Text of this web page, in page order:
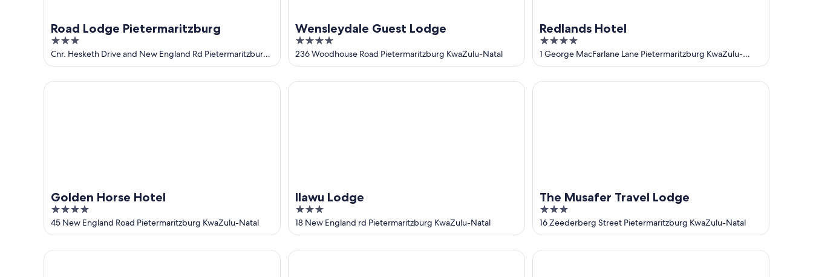
Road Lodge Pietermaritzburg
3
out
of
5
Cnr. Hesketh Drive and New England Rd Pietermaritzburg
KwaZulu-Natal
Wensleydale Guest Lodge
4
out
of
5
236 Woodhouse Road Pietermaritzburg KwaZulu-Natal
Redlands Hotel
4
out
of
5
1 George MacFarlane Lane Pietermaritzburg KwaZulu-
Natal
Golden Horse Hotel
4
out
of
5
45 New England Road Pietermaritzburg KwaZulu-Natal
Golden Horse Hotel
Ilawu Lodge
3
out
of
5
18 New England rd Pietermaritzburg KwaZulu-Natal
Ilawu Lodge
The Musafer Travel Lodge
3
out
of
5
16 Zeederberg Street Pietermaritzburg KwaZulu-Natal
The Musafer Travel Lodge
Thembelihle Guest House The Sleeping Bao B&B Lexden Guesthouse